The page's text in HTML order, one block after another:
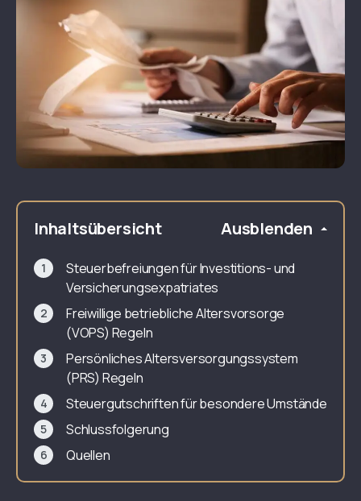
Inhaltsübersicht Ausblenden
Steuerbefreiungen für Investitions- und
Versicherungsexpatriates
Freiwillige betriebliche Altersvorsorge
(VOPS) Regeln
Persönliches Altersversorgungssystem
(PRS) Regeln
Steuergutschriften für besondere Umstände
Schlussfolgerung
Quellen